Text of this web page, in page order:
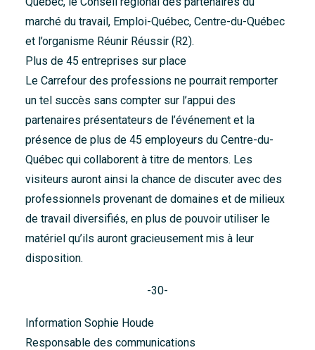
marché du travail, Emploi-Québec, Centre-du-Québec
et l’organisme Réunir Réussir (R2).
Plus de 45 entreprises sur place
Le Carrefour des professions ne pourrait remporter
un tel succès sans compter sur l’appui des
partenaires présentateurs de l’événement et la
présence de plus de 45 employeurs du Centre-du-
Québec qui collaborent à titre de mentors. Les
visiteurs auront ainsi la chance de discuter avec des
professionnels provenant de domaines et de milieux
de travail diversifiés, en plus de pouvoir utiliser le
matériel qu’ils auront gracieusement mis à leur
disposition.
-30-
Information Sophie Houde
Responsable des communications